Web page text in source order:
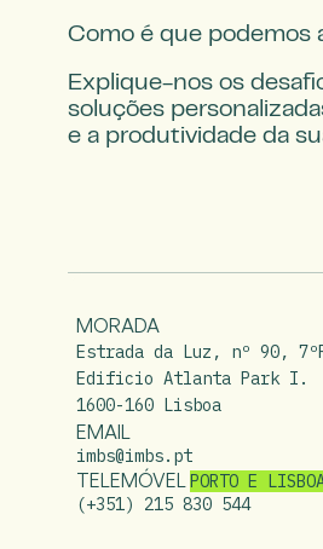
Como é que podemos
Explique-nos os
soluções
e a produtividade da
MORADA
Estrada da Luz, nº 90,
Edificio Atlanta Park I.
1600-160 Lisboa
EMAIL
imbs@imbs.pt
TELEMÓVELPORTO E
(+351) 215 830 544